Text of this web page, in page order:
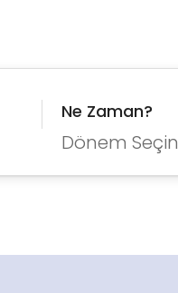
Ne Zaman?
Dönem Seçin